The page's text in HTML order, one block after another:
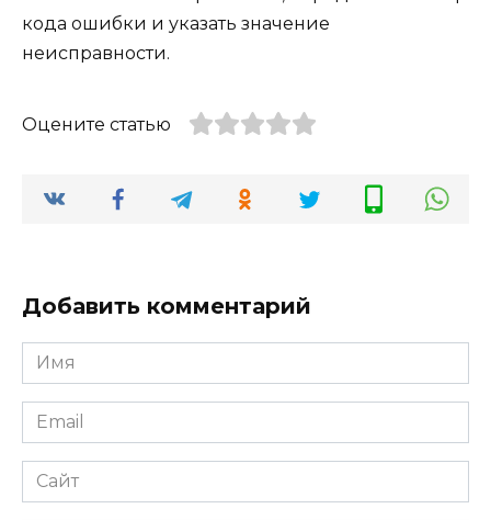
кода ошибки и указать значение
неисправности.
Оцените статью
Добавить комментарий
Имя
*
Email
*
Сайт